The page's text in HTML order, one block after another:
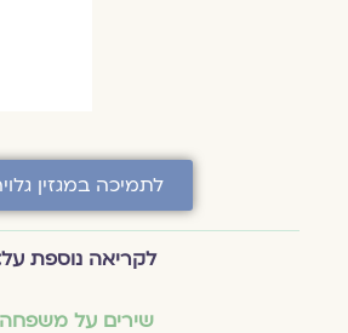
לתמיכה במגזין גלויה
לקריאה נוספת על:
שירים על משפחה